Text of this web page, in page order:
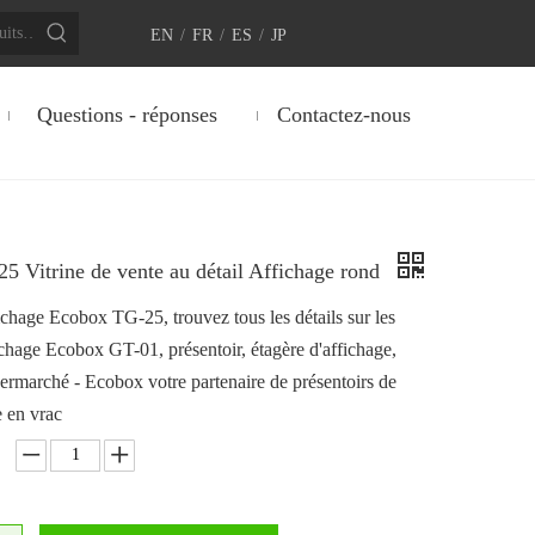
EN / FR / ES / JP
Questions - réponses Contactez-nous
Vitrine de vente au détail Affichage rond
Ecobox TG-25, trouvez tous les détails sur les
Ecobox GT-01, présentoir, étagère d'affichage,
- Ecobox votre partenaire de présentoirs de
en vrac